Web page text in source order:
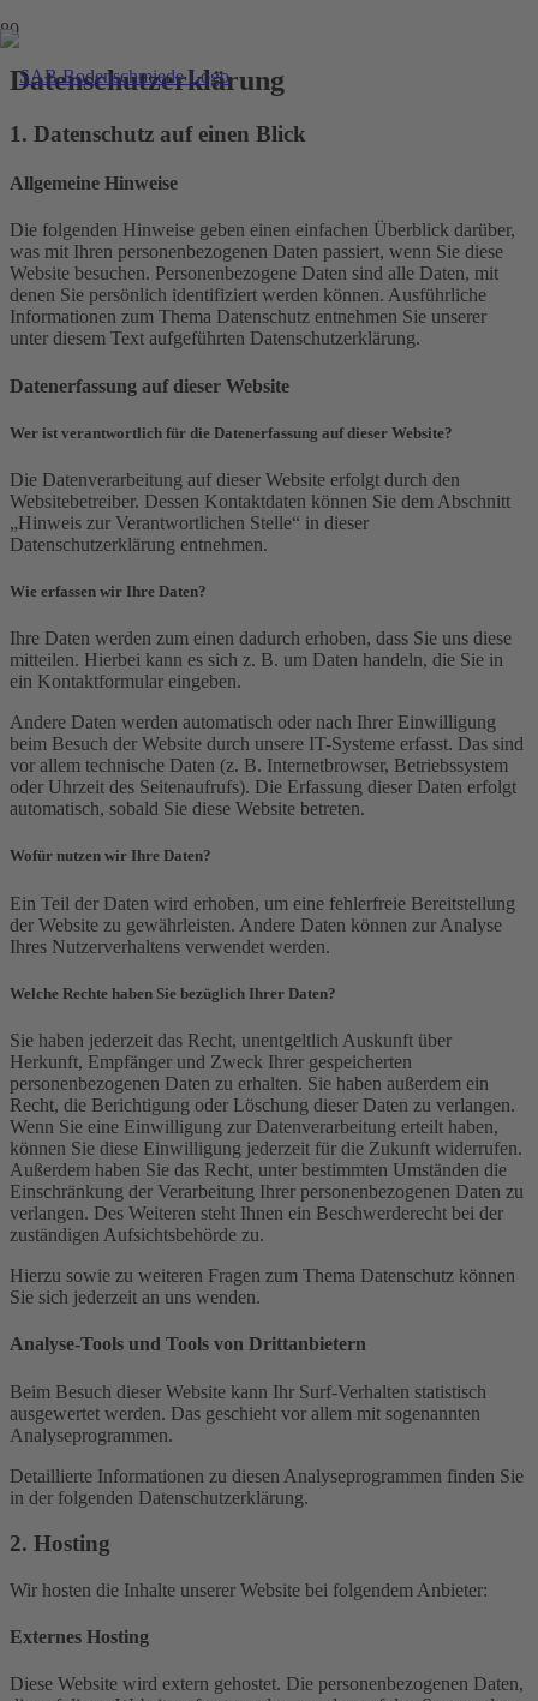
Datenschutz­erklärung
1. Datenschutz auf einen Blick
Allgemeine Hinweise
Die folgenden Hinweise geben einen einfachen Überblick darüber,
was mit Ihren personenbezogenen Daten passiert, wenn Sie diese
Website besuchen. Personenbezogene Daten sind alle Daten, mit
denen Sie persönlich identifiziert werden können. Ausführliche
Informationen zum Thema Datenschutz entnehmen Sie unserer
unter diesem Text aufgeführten Datenschutzerklärung.
Datenerfassung auf dieser Website
Wer ist verantwortlich für die Datenerfassung auf dieser Website?
Die Datenverarbeitung auf dieser Website erfolgt durch den
Websitebetreiber. Dessen Kontaktdaten können Sie dem Abschnitt
„Hinweis zur Verantwortlichen Stelle“ in dieser
Datenschutzerklärung entnehmen.
Wie erfassen wir Ihre Daten?
Ihre Daten werden zum einen dadurch erhoben, dass Sie uns diese
mitteilen. Hierbei kann es sich z. B. um Daten handeln, die Sie in
ein Kontaktformular eingeben.
Andere Daten werden automatisch oder nach Ihrer Einwilligung
beim Besuch der Website durch unsere IT-Systeme erfasst. Das sind
vor allem technische Daten (z. B. Internetbrowser, Betriebssystem
oder Uhrzeit des Seitenaufrufs). Die Erfassung dieser Daten erfolgt
automatisch, sobald Sie diese Website betreten.
Wofür nutzen wir Ihre Daten?
Ein Teil der Daten wird erhoben, um eine fehlerfreie Bereitstellung
der Website zu gewährleisten. Andere Daten können zur Analyse
Ihres Nutzerverhaltens verwendet werden.
Welche Rechte haben Sie bezüglich Ihrer Daten?
Sie haben jederzeit das Recht, unentgeltlich Auskunft über
Herkunft, Empfänger und Zweck Ihrer gespeicherten
personenbezogenen Daten zu erhalten. Sie haben außerdem ein
Recht, die Berichtigung oder Löschung dieser Daten zu verlangen.
Wenn Sie eine Einwilligung zur Datenverarbeitung erteilt haben,
können Sie diese Einwilligung jederzeit für die Zukunft widerrufen.
Außerdem haben Sie das Recht, unter bestimmten Umständen die
Einschränkung der Verarbeitung Ihrer personenbezogenen Daten zu
verlangen. Des Weiteren steht Ihnen ein Beschwerderecht bei der
zuständigen Aufsichtsbehörde zu.
Hierzu sowie zu weiteren Fragen zum Thema Datenschutz können
Sie sich jederzeit an uns wenden.
Analyse-Tools und Tools von Dritt­anbietern
Beim Besuch dieser Website kann Ihr Surf-Verhalten statistisch
ausgewertet werden. Das geschieht vor allem mit sogenannten
Analyseprogrammen.
Detaillierte Informationen zu diesen Analyseprogrammen finden Sie
in der folgenden Datenschutzerklärung.
2. Hosting
Wir hosten die Inhalte unserer Website bei folgendem Anbieter:
Externes Hosting
Diese Website wird extern gehostet. Die personenbezogenen Daten,